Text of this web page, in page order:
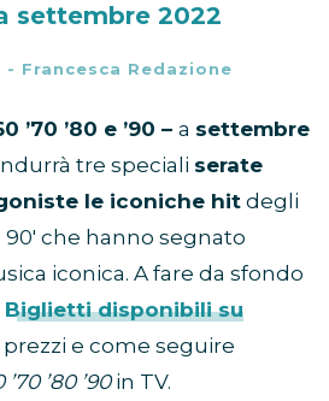
settembre 2022
- Francesca Redazione
’70 ’80 e ’90 – a settembre
tre speciali serate
le iconiche hitdegli
90′ che hanno segnato
iconica. A fare da sfondo
Biglietti disponibili su
prezzi e come seguire
’80 ’90in TV.